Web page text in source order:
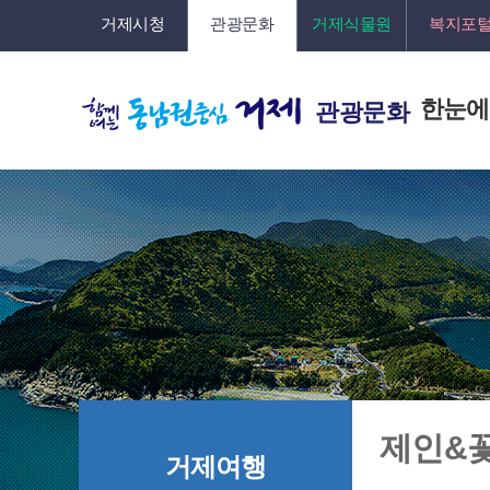
거제시청 관광문화 거제식물원 복지포
관광문화 한눈
거제여행
제인&